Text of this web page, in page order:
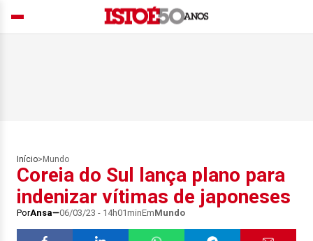
Início> Mundo
Coreia do Sul lança plano para
indenizar vítimas de japoneses
PorAnsa 06/03/23 - 14h01minEmMundo